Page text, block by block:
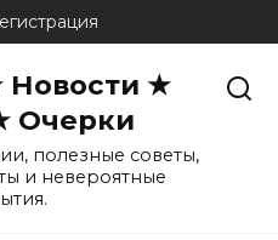
Новости ★
Очерки
полезные советы,
и невероятные